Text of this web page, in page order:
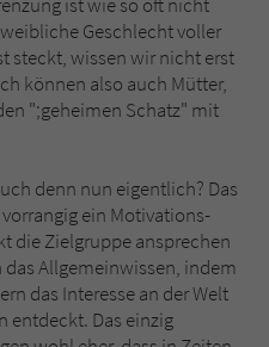
Geschlecht voller
steckt, wissen wir nicht erst
können also auch Mütter,
";geheimen Schatz" mit
denn nun eigentlich? Das
ein Motivations-
die Zielgruppe ansprechen
Allgemeinwissen, indem
das Interesse an der Welt
entdeckt. Das einzig